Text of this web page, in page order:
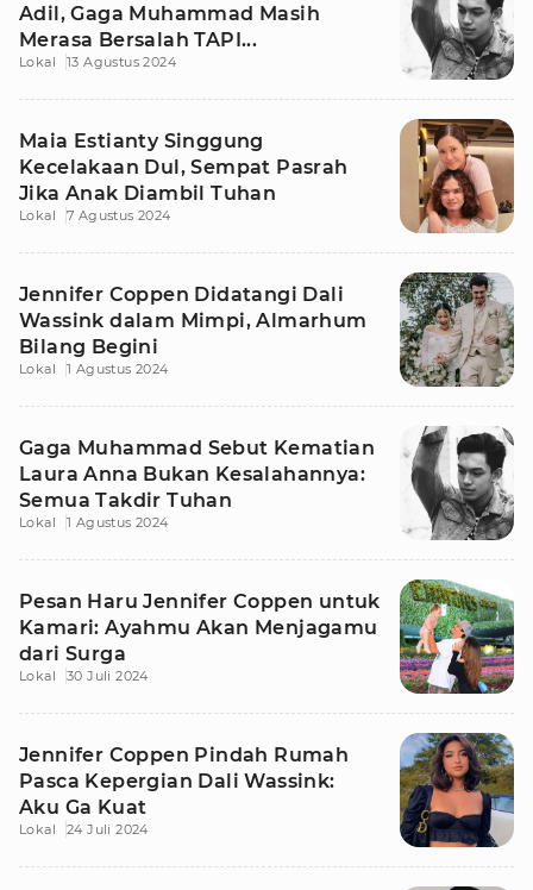
Adil, Gaga Muhammad Masih
Merasa Bersalah TAPI...
Lokal 13 Agustus 2024
Maia Estianty Singgung
Kecelakaan Dul, Sempat Pasrah
Jika Anak Diambil Tuhan
Lokal 7 Agustus 2024
Jennifer Coppen Didatangi Dali
Wassink dalam Mimpi, Almarhum
Bilang Begini
Lokal 1 Agustus 2024
Gaga Muhammad Sebut Kematian
Laura Anna Bukan Kesalahannya:
Semua Takdir Tuhan
Lokal 1 Agustus 2024
Pesan Haru Jennifer Coppen untuk
Kamari: Ayahmu Akan Menjagamu
dari Surga
Lokal 30 Juli 2024
Jennifer Coppen Pindah Rumah
Pasca Kepergian Dali Wassink:
Aku Ga Kuat
Lokal 24 Juli 2024